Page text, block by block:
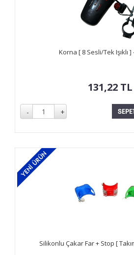
Korna [ 8 Sesli/Tek Işıklı ]
131,22 TL
Silikonlu Çakar Far + Stop [